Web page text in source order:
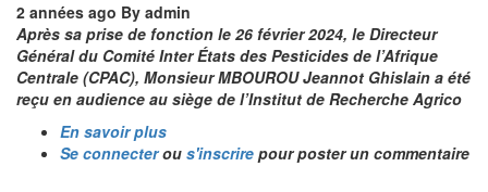
2 années ago By admin
Après sa prise de fonction le 26 février 2024, le Directeur
Général du Comité Inter États des Pesticides de l’Afrique
Centrale (CPAC), MonsieurMBOUROU Jeannot Ghislain a été
reçu en audience au siège de l’Institut de Recherche Agrico
En savoir plus
COOPÉRATION
Se connecterou s'inscrire pour poster un commentaire